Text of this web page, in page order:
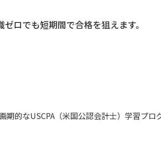
ロでも短期間で合格を狙えます。
的なUSCPA（米国公認会計士）学習プロ